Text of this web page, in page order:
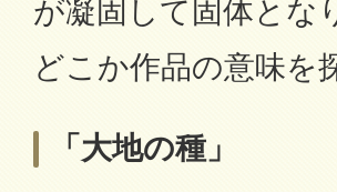
が凝固して固体とな
どこか作品の意味を
「大地の種」